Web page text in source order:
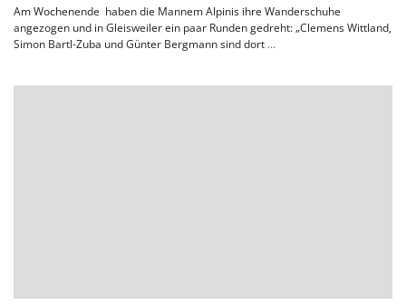
Am Wochenende haben die Mannem Alpinis ihre Wanderschuhe
angezogen und in Gleisweiler ein paar Runden gedreht: „Clemens Wittland,
Simon Bartl-Zuba und Günter Bergmann sind dort …